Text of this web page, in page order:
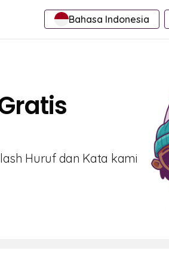
Bahasa Indonesia
Huruf dan Kata kami